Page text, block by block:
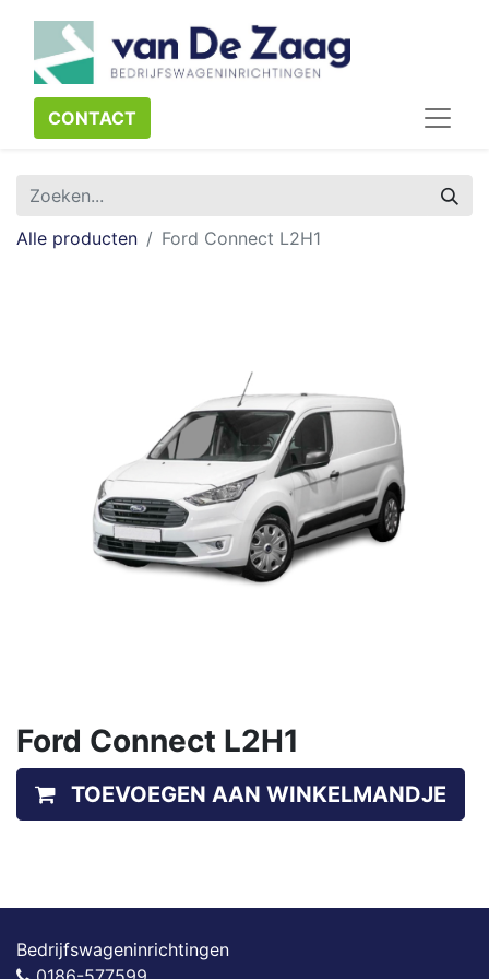
CONTACT​​​​
Alle producten Ford Connect L2H1
Ford Connect L2H1
TOEVOEGEN AAN WINKELMANDJE
Bedrijfswageninrichtingen